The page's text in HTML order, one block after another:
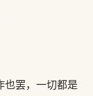
也罢，一切都是